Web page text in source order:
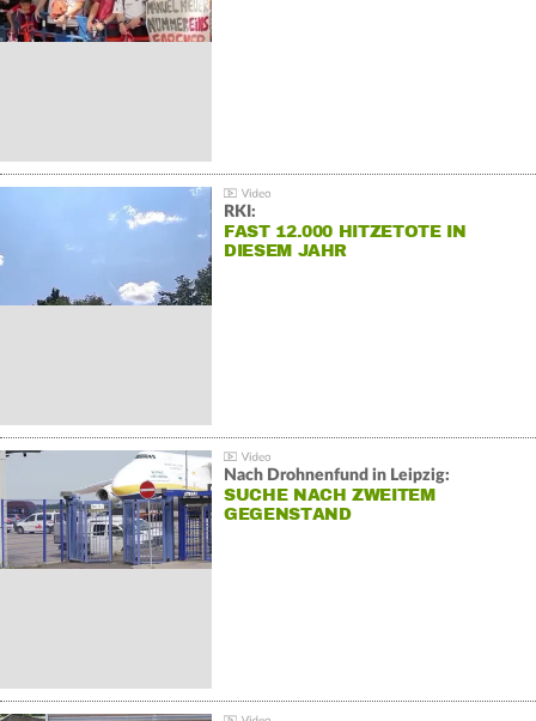
RKI:
FAST 12.000 HITZETOTE IN
DIESEM JAHR
Nach Drohnenfund in Leipzig:
SUCHE NACH ZWEITEM
GEGENSTAND